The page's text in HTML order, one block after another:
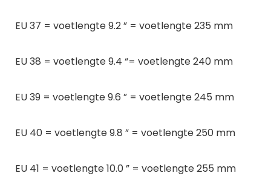
EU 37 = voetlengte 9.2 ” = voetlengte 235 mm
EU 38 = voetlengte 9.4 “= voetlengte 240 mm
EU 39 = voetlengte 9.6 ” = voetlengte 245 mm
EU 40 = voetlengte 9.8 ” = voetlengte 250 mm
EU 41 = voetlengte 10.0 ” = voetlengte 255 mm